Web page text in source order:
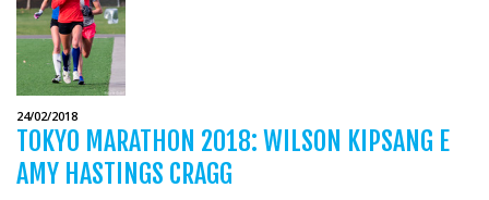
24/02/2018
TOKYO MARATHON 2018: WILSON KIPSANG E
AMY HASTINGS CRAGG